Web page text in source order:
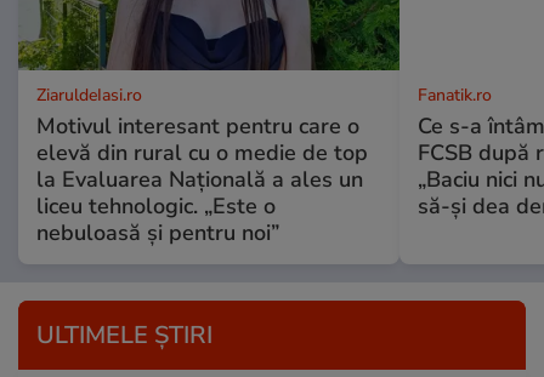
ZiaruldeIasi.ro
Motivul interesant pentru care o
elevă din rural cu o medie de top
la Evaluarea Națională a ales un
liceu tehnologic. „Este o
nebuloasă și pentru noi”
Fanatik.ro
Ce s-a
FCSB după
„Baciu nici
să-și dea
ULTIMELE ȘTIRI